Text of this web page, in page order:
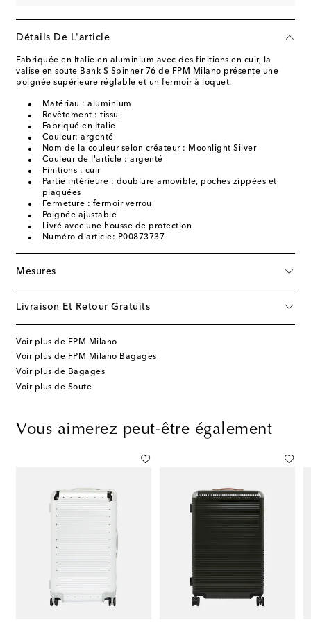
Détails De L'article
Fabriquée en Italie en aluminium avec des finitions en cuir, la
valise en soute Bank S Spinner 76 de FPM Milano présente une
poignée supérieure réglable et un fermoir à loquet.
Matériau : aluminium
Revêtement : tissu
Fabriqué en Italie
Couleur: argenté
Nom de la couleur selon créateur : Moonlight Silver
Couleur de l'article : argenté
Finitions : cuir
Partie intérieure : doublure amovible, poches zippées et
plaquées
Fermeture : fermoir verrou
Poignée ajustable
Livré avec une housse de protection
Numéro d'article: P00873737
Mesures
Livraison Et Retour Gratuits
Voir plus de FPM Milano
Voir plus de FPM Milano Bagages
Voir plus de Bagages
Voir plus de Soute
Vous aimerez peut-être également